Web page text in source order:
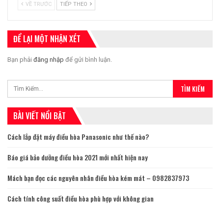
VỀ TRƯỚC TIẾP THEO
ĐỂ LẠI MỘT NHẬN XÉT
Bạn phải đăng nhập để gửi bình luận.
BÀI VIẾT NỔI BẬT
Cách lắp đặt máy điều hòa Panasonic như thế nào?
Báo giá bảo dưỡng điều hòa 2021 mới nhất hiện nay
Mách bạn đọc các nguyên nhân điều hòa kém mát – 0982837973
Cách tính công suất điều hòa phù hợp với không gian